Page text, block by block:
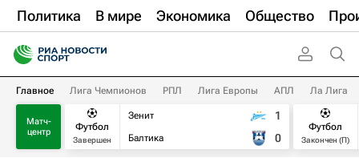
Политика В мире Экономика Общество
Главное Лига Чемпионов РПЛ Лига Европы АПЛ Ла Лига
Матч-
центр
Футбол
Завершен
Зенит
Балтика
1
0
Футбол
Закончен (П)